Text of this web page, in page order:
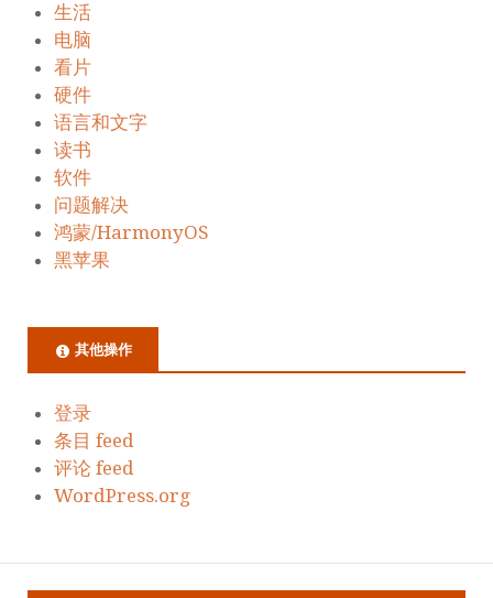
生活
电脑
看片
硬件
语言和文字
读书
软件
问题解决
鸿蒙/HarmonyOS
黑苹果
其他操作
登录
条目 feed
评论 feed
WordPress.org